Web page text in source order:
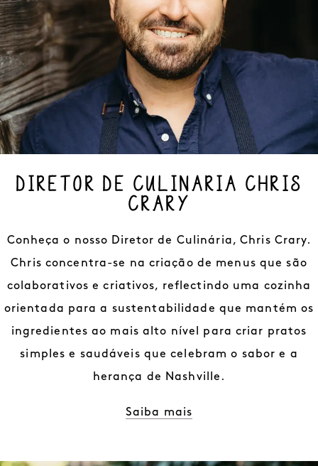
DIRETOR DE CULINÁRIA CHRIS
CRARY
Conheça o nosso Diretor de Culinária, Chris Crary.
Chris concentra-se na criação de menus que são
colaborativos e criativos, reflectindo uma cozinha
orientada para a sustentabilidade que mantém os
ingredientes ao mais alto nível para criar pratos
simples e saudáveis que celebram o sabor e a
herança de Nashville.
Saiba mais